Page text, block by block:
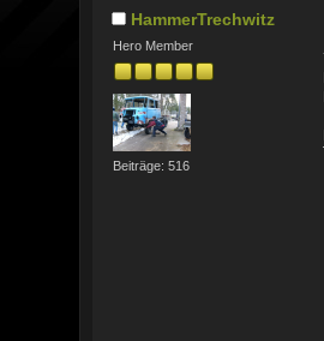
HammerTrechwitz
Hero Member
Beiträge: 516